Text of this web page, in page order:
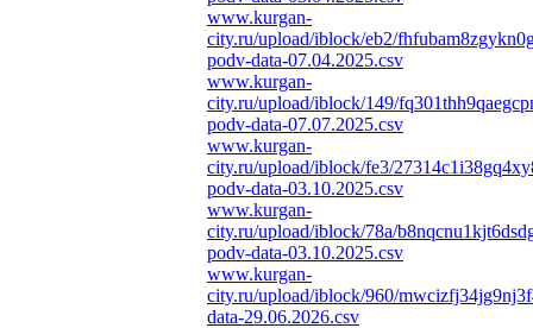
www.kurgan-
city.ru/upload/iblock/eb2/
podv-data-07.04.2025.csv
www.kurgan-
city.ru/upload/iblock/149/
podv-data-07.07.2025.csv
www.kurgan-
city.ru/upload/iblock/fe3/
podv-data-03.10.2025.csv
www.kurgan-
city.ru/upload/iblock/78a/
podv-data-03.10.2025.csv
www.kurgan-
city.ru/upload/iblock/960/
data-29.06.2026.csv